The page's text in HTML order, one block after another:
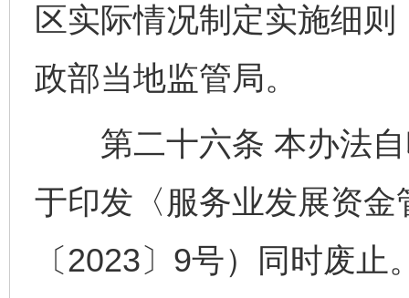
区实际情况制定实施细
政部当地监管局。
第二十六条 本办法自
于印发〈服务业发展资
〔2023〕9号）同时废止